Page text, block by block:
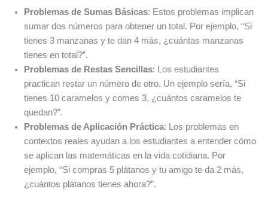
Problemas de Sumas Básicas: Estos problemas implican
sumar dos números para obtener un total. Por ejemplo, “Si
tienes 3 manzanas y te dan 4 más, ¿cuántas manzanas
tienes en total?”.
Problemas de Restas Sencillas: Los estudiantes
practican restar un número de otro. Un ejemplo sería, “Si
tienes 10 caramelos y comes 3, ¿cuántos caramelos te
quedan?”.
Problemas de Aplicación Práctica: Los problemas en
contextos reales ayudan a los estudiantes a entender cómo
se aplican las matemáticas en la vida cotidiana. Por
ejemplo, “Si compras 5 plátanos y tu amigo te da 2 más,
¿cuántos plátanos tienes ahora?”.